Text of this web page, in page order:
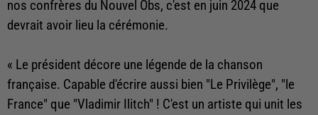
nos confrères du Nouvel Obs, c'est en juin 2024 que
devrait avoir lieu la cérémonie.
« Le président décore une légende de la chanson
française. Capable d'écrire aussi bien "Le Privilège", "le
France" que "Vladimir Ilitch" ! C'est un artiste qui unit les